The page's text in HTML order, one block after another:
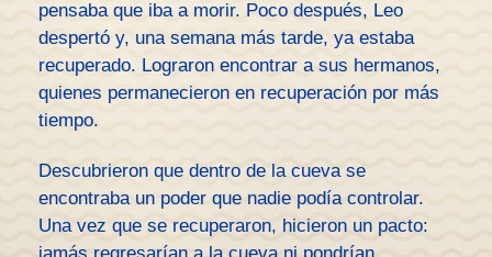
pensaba que iba a morir. Poco después, Leo
despertó y, una semana más tarde, ya estaba
recuperado. Lograron encontrar a sus hermanos,
quienes permanecieron en recuperación por más
tiempo.
Descubrieron que dentro de la cueva se
encontraba un poder que nadie podía controlar.
Una vez que se recuperaron, hicieron un pacto: